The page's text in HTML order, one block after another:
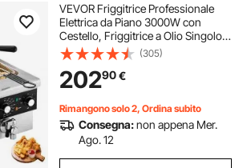
VEVOR Friggitrice Professionale
Elettrica da Piano 3000W con
Cestello, Friggitrice a Olio Singolo
8,5 L, Acciaio Inox Addensato da 1
mm, Controllo Tempo
Temperatura, Uso Cucina
Ristorante, Argento
(305)
20290€
Rimangono solo 2, Ordina subito
Consegna:non appena Mer.
Ago. 12